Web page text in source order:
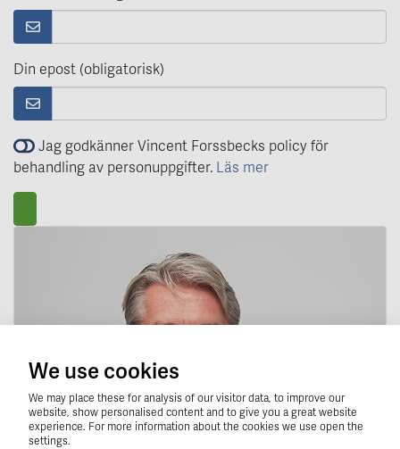
Din epost (obligatorisk)
Jag godkänner Vincent Forssbecks policy för
behandling av personuppgifter. Läs mer
We use cookies
We may place these for analysis of our visitor data, to improve our
website, show personalised content and to give you a great website
experience. For more information about the cookies we use open the
settings.